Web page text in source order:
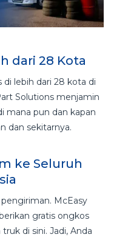
dari 28 Kota
di lebih dari 28 kota di
Solutions menjamin
mana pun dan kapan
dan sekitarnya.
ke Seluruh
McEasy
gratis ongkos
di sini. Jadi, Anda